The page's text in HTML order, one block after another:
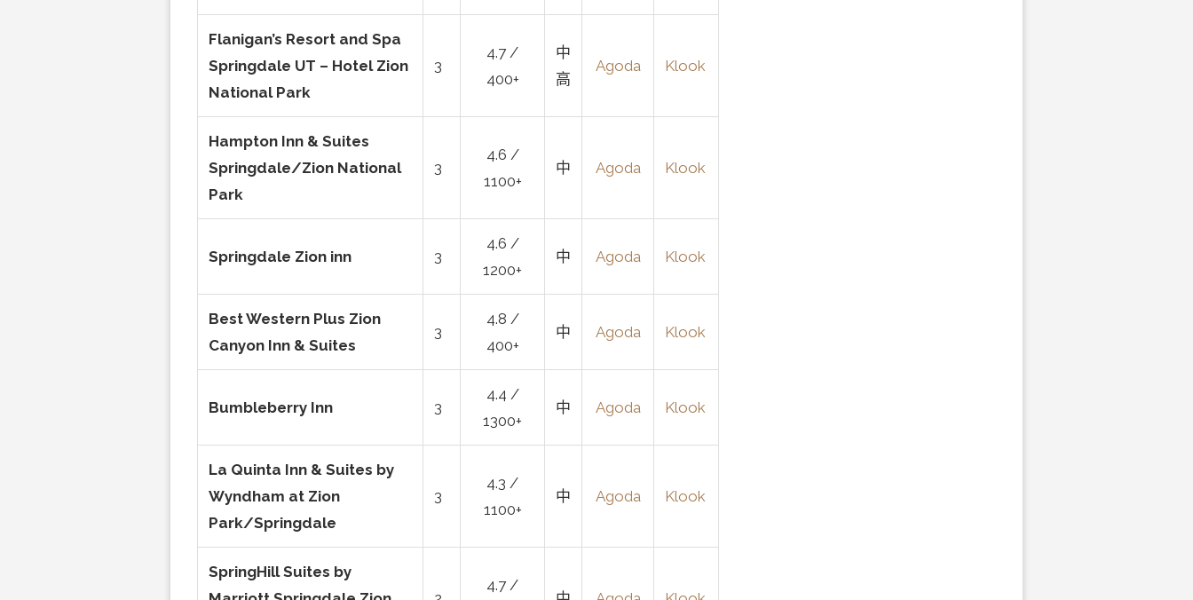
Flanigan’s Resort and Spa
Springdale UT – Hotel Zion
National Park
3
4.7 /
400+
中
高
Agoda Klook
Hampton Inn & Suites
Springdale/Zion National
Park
3
4.6 /
1100+
中 Agoda Klook
Springdale Zion inn 3
4.6 /
1200+
中 Agoda Klook
Best Western Plus Zion
Canyon Inn & Suites
3
4.8 /
400+
中 Agoda Klook
Bumbleberry Inn 3
4.4 /
1300+
中 Agoda Klook
La Quinta Inn & Suites by
Wyndham at Zion
Park/Springdale
3
4.3 /
1100+
中 Agoda Klook
SpringHill Suites by
4.7 /